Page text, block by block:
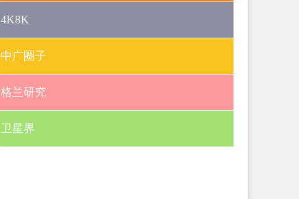
4K8K
中广圈子
格兰研究
卫星界